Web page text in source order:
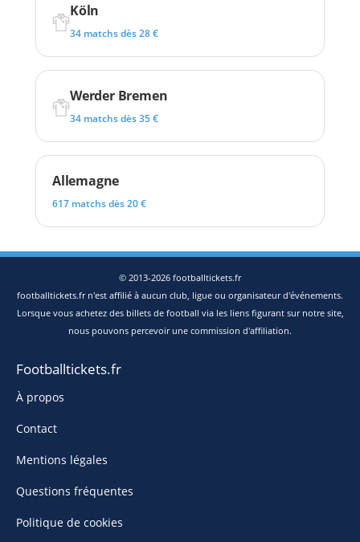
Köln
34 matchs dès 28 €
Werder Bremen
34 matchs dès 35 €
Allemagne
617 matchs dès 20 €
© 2013-2026 footballtickets.fr
footballtickets.fr n'est affilié à aucun club, ligue ou organisateur d'événements.
Lorsque vous achetez des billets de football via les liens figurant sur notre site,
nous pouvons percevoir une commission d'affiliation.
Footballtickets.fr
À propos
Contact
Mentions légales
Questions fréquentes
Politique de cookies